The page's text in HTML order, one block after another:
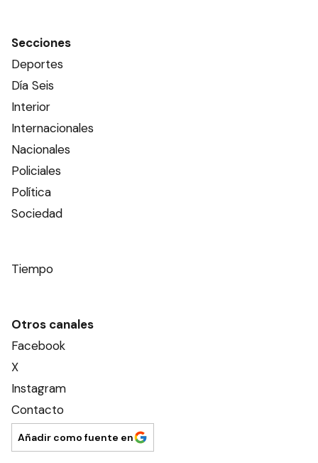
Secciones
Deportes
Día Seis
Interior
Internacionales
Nacionales
Policiales
Política
Sociedad
Tiempo
Otros canales
Facebook
X
Instagram
Contacto
Añadir como fuente en